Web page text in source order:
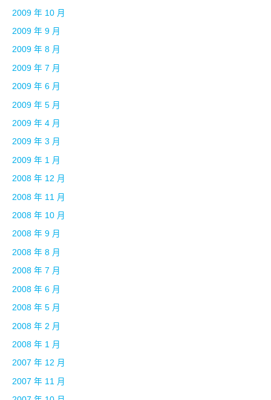
2009 年 10 月
2009 年 9 月
2009 年 8 月
2009 年 7 月
2009 年 6 月
2009 年 5 月
2009 年 4 月
2009 年 3 月
2009 年 1 月
2008 年 12 月
2008 年 11 月
2008 年 10 月
2008 年 9 月
2008 年 8 月
2008 年 7 月
2008 年 6 月
2008 年 5 月
2008 年 2 月
2008 年 1 月
2007 年 12 月
2007 年 11 月